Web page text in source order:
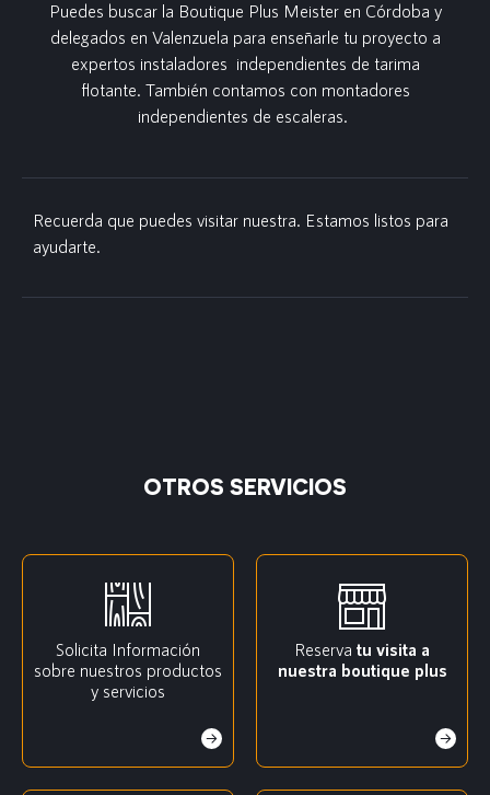
Puedes buscar la Boutique Plus Meister en Córdoba y
delegados en Valenzuela para enseñarle tu proyecto a
expertos instaladores independientes de tarima
flotante. También contamos con montadores
independientes de escaleras.
Recuerda que puedes visitar nuestra. Estamos listos para
ayudarte.
OTROS SERVICIOS
Solicita Información
sobre nuestros productos
y servicios
Reserva tu visita a
nuestra boutique plus